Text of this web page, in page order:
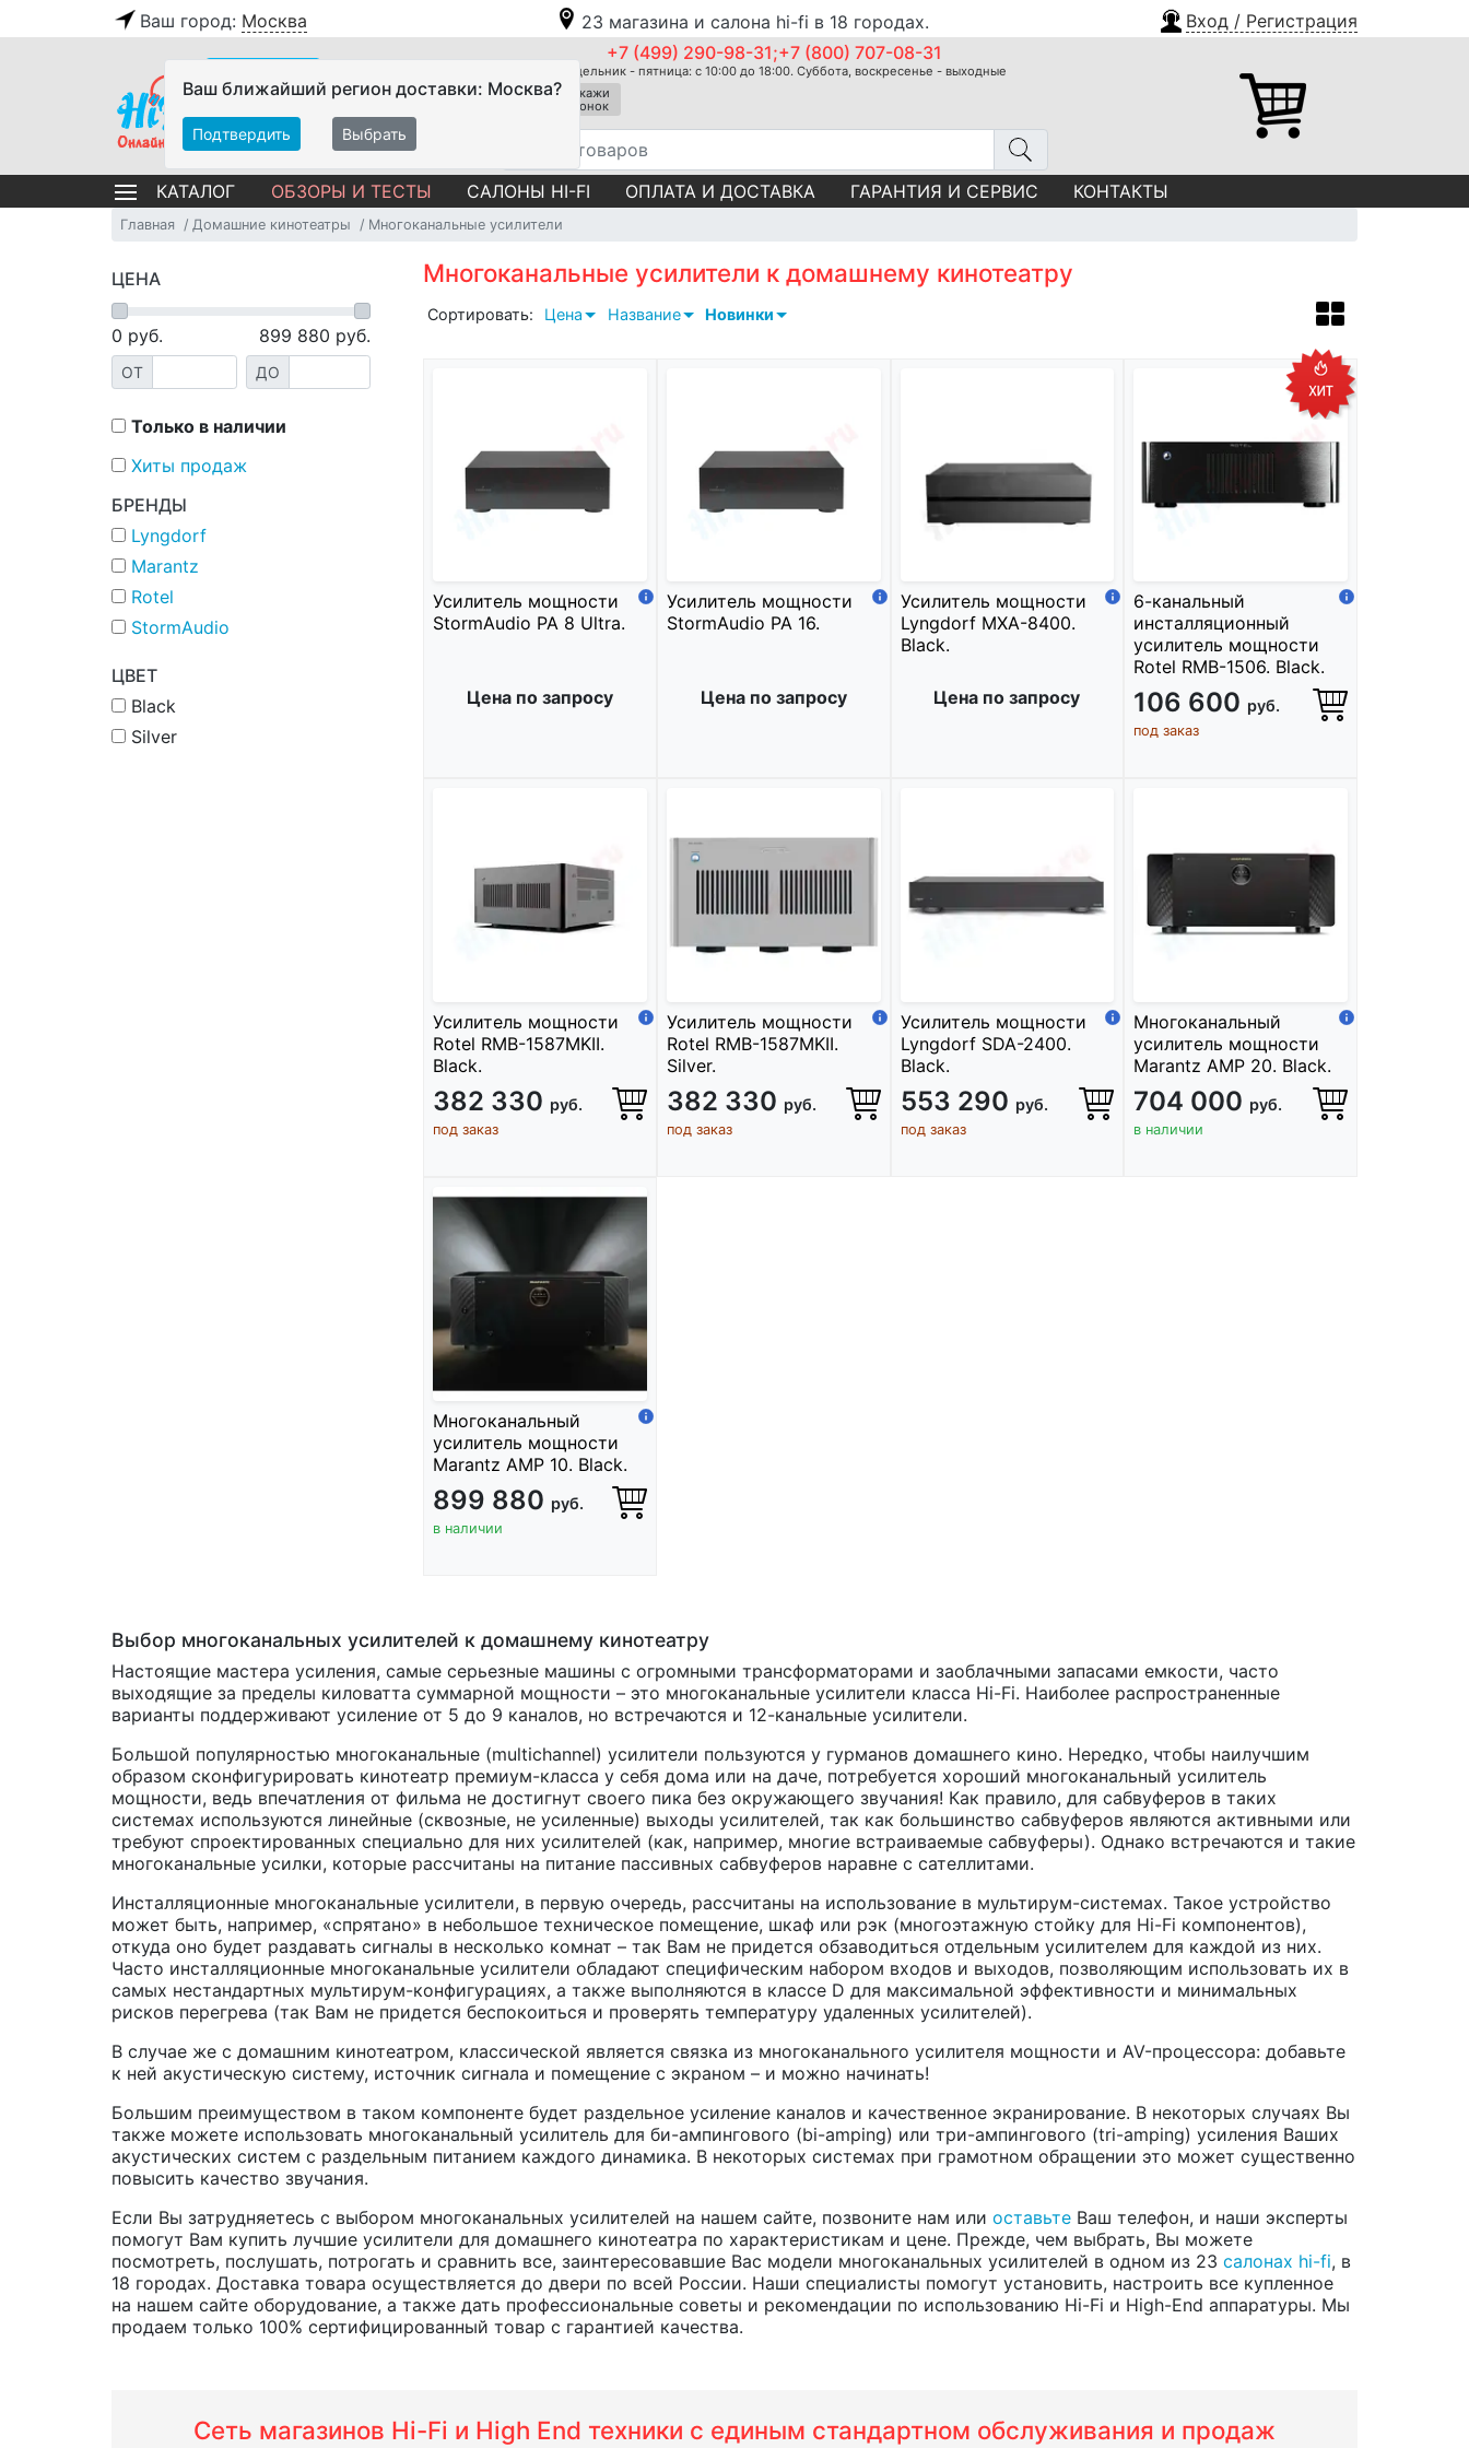
Ваш город: Москва 23 магазина и салона hi-fi в 18 городах. Вход / Регистрация
Ваш ближайший регион доставки: Москва?
Подтвердить Выбрать
+7 (499) 290-98-31;+7 (800) 707-08-31
Понедельник - пятница: с 10:00 до 18:00. Суббота, воскресенье - выходные
Закажи
звонок
КАТАЛОГ ОБЗОРЫ И ТЕСТЫ САЛОНЫ HI-FI ОПЛАТА И ДОСТАВКА ГАРАНТИЯ И СЕРВИС КОНТАКТЫ
Главная Домашние кинотеатры Многоканальные усилители
Многоканальные усилители к домашнему кинотеатру
Сортировать: Цена Название Новинки
Усилитель мощности
StormAudio PA 8 Ultra.
Цена по запросу
Усилитель мощности
StormAudio PA 16.
Цена по запросу
Усилитель мощности
Lyngdorf MXA-8400.
Black.
Цена по запросу
6-канальный
инсталляционный
усилитель мощности
Rotel RMB-1506. Black.
106 600 руб.
под заказ
Усилитель мощности
Rotel RMB-1587MKII.
Black.
382 330 руб.
под заказ
Усилитель мощности
Rotel RMB-1587MKII.
Silver.
382 330 руб.
под заказ
Усилитель мощности
Lyngdorf SDA-2400.
Black.
553 290 руб.
под заказ
Многоканальный
усилитель мощности
Marantz AMP 20. Black.
704 000 руб.
в наличии
Многоканальный
усилитель мощности
Marantz AMP 10. Black.
899 880 руб.
в наличии
ЦЕНА
0 руб. 899 880 руб.
ОТ ДО
Только в наличии
Хиты продаж
БРЕНДЫ
Lyngdorf
Marantz
Rotel
StormAudio
ЦВЕТ
Black
Silver
Выбор многоканальных усилителей к домашнему кинотеатру
Настоящие мастера усиления, самые серьезные машины с огромными трансформаторами и заоблачными запасами емкости, часто
выходящие за пределы киловатта суммарной мощности – это многоканальные усилители класса Hi-Fi. Наиболее распространенные
варианты поддерживают усиление от 5 до 9 каналов, но встречаются и 12-канальные усилители.
Большой популярностью многоканальные (multichannel) усилители пользуются у гурманов домашнего кино. Нередко, чтобы наилучшим
образом сконфигурировать кинотеатр премиум-класса у себя дома или на даче, потребуется хороший многоканальный усилитель
мощности, ведь впечатления от фильма не достигнут своего пика без окружающего звучания! Как правило, для сабвуферов в таких
системах используются линейные (сквозные, не усиленные) выходы усилителей, так как большинство сабвуферов являются активными или
требуют спроектированных специально для них усилителей (как, например, многие встраиваемые сабвуферы). Однако встречаются и такие
многоканальные усилки, которые рассчитаны на питание пассивных сабвуферов наравне с сателлитами.
Инсталляционные многоканальные усилители, в первую очередь, рассчитаны на использование в мультирум-системах. Такое устройство
может быть, например, «спрятано» в небольшое техническое помещение, шкаф или рэк (многоэтажную стойку для Hi-Fi компонентов),
откуда оно будет раздавать сигналы в несколько комнат – так Вам не придется обзаводиться отдельным усилителем для каждой из них.
Часто инсталляционные многоканальные усилители обладают специфическим набором входов и выходов, позволяющим использовать их в
самых нестандартных мультирум-конфигурациях, а также выполняются в классе D для максимальной эффективности и минимальных
рисков перегрева (так Вам не придется беспокоиться и проверять температуру удаленных усилителей).
В случае же с домашним кинотеатром, классической является связка из многоканального усилителя мощности и AV-процессора: добавьте
к ней акустическую систему, источник сигнала и помещение с экраном – и можно начинать!
Большим преимуществом в таком компоненте будет раздельное усиление каналов и качественное экранирование. В некоторых случаях Вы
также можете использовать многоканальный усилитель для би-ампингового (bi-amping) или три-ампингового (tri-amping) усиления Ваших
акустических систем с раздельным питанием каждого динамика. В некоторых системах при грамотном обращении это может существенно
повысить качество звучания.
Если Вы затрудняетесь с выбором многоканальных усилителей на нашем сайте, позвоните нам или оставьте Ваш телефон, и наши эксперты
помогут Вам купить лучшие усилители для домашнего кинотеатра по характеристикам и цене. Прежде, чем выбрать, Вы можете
посмотреть, послушать, потрогать и сравнить все, заинтересовавшие Вас модели многоканальных усилителей в одном из 23 салонах hi-fi, в
18 городах. Доставка товара осуществляется до двери по всей России. Наши специалисты помогут установить, настроить все купленное
на нашем сайте оборудование, а также дать профессиональные советы и рекомендации по использованию Hi-Fi и High-End аппаратуры. Мы
продаем только 100% сертифицированный товар с гарантией качества.
Сеть магазинов Hi-Fi и High End техники с единым стандартном обслуживания и продаж